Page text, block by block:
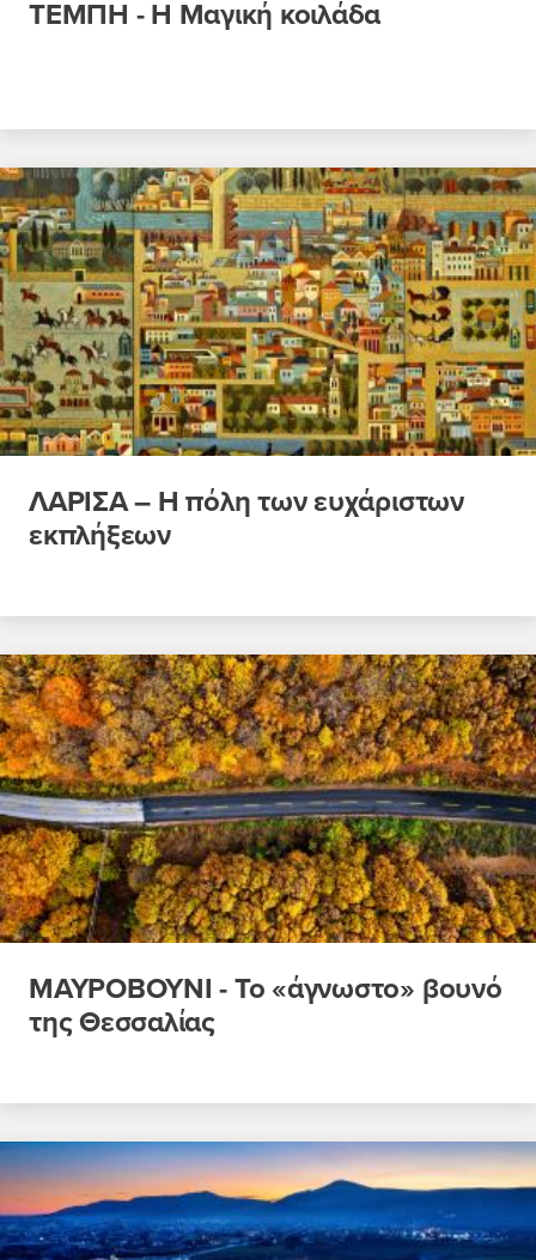
ΤΕΜΠΗ - Η Μαγική κοιλάδα
ΛΑΡΙΣΑ – Η πόλη των ευχάριστων
εκπλήξεων
ΜΑΥΡΟΒΟΥΝΙ - Το «άγνωστο» βουνό
της Θεσσαλίας